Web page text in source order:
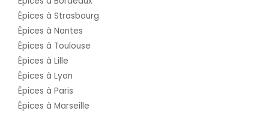
Épices à Strasbourg
Épices à Nantes
Épices à Toulouse
Épices à Lille
Épices à Lyon
Épices à Paris
Épices à Marseille